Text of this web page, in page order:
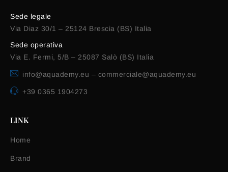
Sede legale
Via Diaz 30/1 – 25124 Brescia (BS) Italia
Sede operativa
Via E. Fermi, 5/B – 25087 Salò (BS) Italia
info@aquademy.eu – commerciale@aquademy.eu
+39 0365 1904273
LINK
Home
Brand